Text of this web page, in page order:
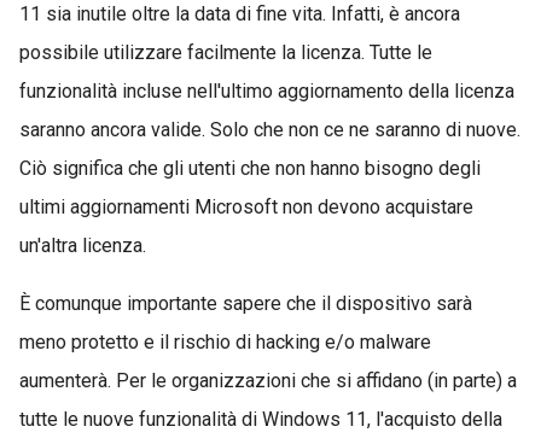
11 sia inutile oltre la data di fine vita. Infatti, è ancora
possibile utilizzare facilmente la licenza. Tutte le
funzionalità incluse nell'ultimo aggiornamento della licenza
saranno ancora valide. Solo che non ce ne saranno di nuove.
Ciò significa che gli utenti che non hanno bisogno degli
ultimi aggiornamenti Microsoft non devono acquistare
un'altra licenza.
È comunque importante sapere che il dispositivo sarà
meno protetto e il rischio di hacking e/o malware
aumenterà. Per le organizzazioni che si affidano (in parte) a
tutte le nuove funzionalità di Windows 11, l'acquisto della